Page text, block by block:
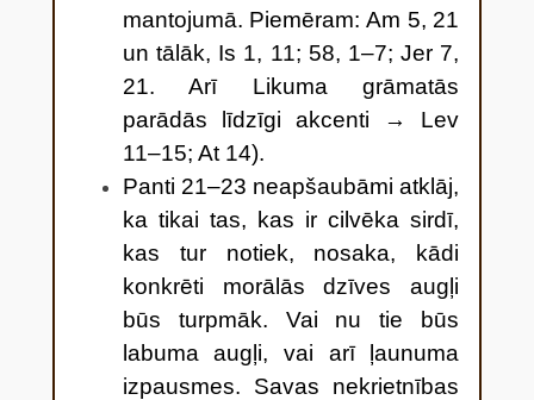
mantojumā. Piemēram: Am 5, 21
un tālāk, Is 1, 11; 58, 1–7; Jer 7,
21. Arī Likuma grāmatās
parādās līdzīgi akcenti → Lev
11–15; At 14).
Panti 21–23 neapšaubāmi atklāj,
ka tikai tas, kas ir cilvēka sirdī,
kas tur notiek, nosaka, kādi
konkrēti morālās dzīves augļi
būs turpmāk. Vai nu tie būs
labuma augļi, vai arī ļaunuma
izpausmes. Savas nekrietnības